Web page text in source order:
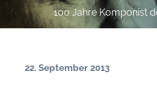
100 Jahre Komponist
22. September 2013